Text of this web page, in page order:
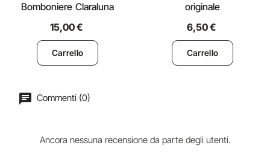
Bomboniere Claraluna
15,00 €
Carrello
originale
6,50 €
Carrello
Commenti (0)
Ancora nessuna recensione da parte degli utenti.